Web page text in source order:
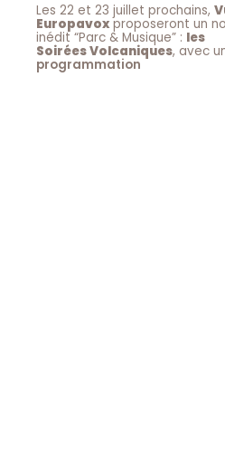
Les 22 et 23 juillet prochains,
Europavoxproposeront un
inédit “Parc & Musique” : les
Soirées Volcaniques, avec
programmation